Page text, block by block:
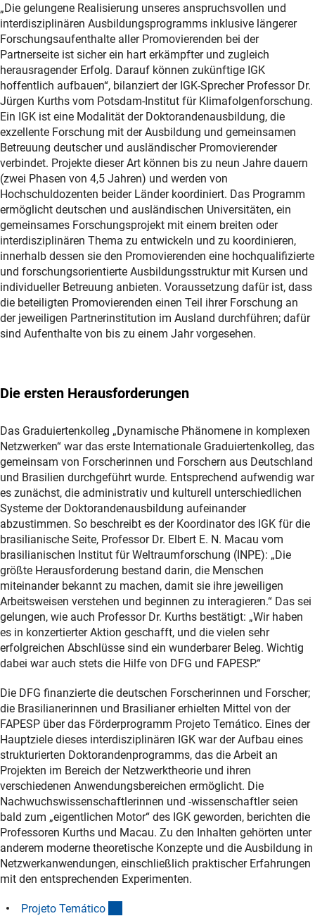
„Die gelungene Realisierung unseres anspruchsvollen und
interdisziplinären Ausbildungsprogramms inklusive längerer
Forschungsaufenthalte aller Promovierenden bei der
Partnerseite ist sicher ein hart erkämpfter und zugleich
herausragender Erfolg. Darauf können zukünftige IGK
hoffentlich aufbauen“, bilanziert der IGK-Sprecher Professor Dr.
Jürgen Kurths vom Potsdam-Institut für Klimafolgenforschung.
Ein IGK ist eine Modalität der Doktorandenausbildung, die
exzellente Forschung mit der Ausbildung und gemeinsamen
Betreuung deutscher und ausländischer Promovierender
verbindet. Projekte dieser Art können bis zu neun Jahre dauern
(zwei Phasen von 4,5 Jahren) und werden von
Hochschuldozenten beider Länder koordiniert. Das Programm
ermöglicht deutschen und ausländischen Universitäten, ein
gemeinsames Forschungsprojekt mit einem breiten oder
interdisziplinären Thema zu entwickeln und zu koordinieren,
innerhalb dessen sie den Promovierenden eine hochqualifizierte
und forschungsorientierte Ausbildungsstruktur mit Kursen und
individueller Betreuung anbieten. Voraussetzung dafür ist, dass
die beteiligten Promovierenden einen Teil ihrer Forschung an
der jeweiligen Partnerinstitution im Ausland durchführen; dafür
sind Aufenthalte von bis zu einem Jahr vorgesehen.
Die ersten Herausforderungen
Das Graduiertenkolleg „Dynamische Phänomene in komplexen
Netzwerken“ war das erste Internationale Graduiertenkolleg, das
gemeinsam von Forscherinnen und Forschern aus Deutschland
und Brasilien durchgeführt wurde. Entsprechend aufwendig war
es zunächst, die administrativ und kulturell unterschiedlichen
Systeme der Doktorandenausbildung aufeinander
abzustimmen. So beschreibt es der Koordinator des IGK für die
brasilianische Seite, Professor Dr. Elbert E. N. Macau vom
brasilianischen Institut für Weltraumforschung (INPE): „Die
größte Herausforderung bestand darin, die Menschen
miteinander bekannt zu machen, damit sie ihre jeweiligen
Arbeitsweisen verstehen und beginnen zu interagieren.“ Das sei
gelungen, wie auch Professor Dr. Kurths bestätigt: „Wir haben
es in konzertierter Aktion geschafft, und die vielen sehr
erfolgreichen Abschlüsse sind ein wunderbarer Beleg. Wichtig
dabei war auch stets die Hilfe von DFG und FAPESP.“
Die DFG finanzierte die deutschen Forscherinnen und Forscher;
die Brasilianerinnen und Brasilianer erhielten Mittel von der
FAPESP über das Förderprogramm Projeto Temático. Eines der
Hauptziele dieses interdisziplinären IGK war der Aufbau eines
strukturierten Doktorandenprogramms, das die Arbeit an
Projekten im Bereich der Netzwerktheorie und ihren
verschiedenen Anwendungsbereichen ermöglicht. Die
Nachwuchswissenschaftlerinnen und -wissenschaftler seien
bald zum „eigentlichen Motor“ des IGK geworden, berichten die
Professoren Kurths und Macau. Zu den Inhalten gehörten unter
anderem moderne theoretische Konzepte und die Ausbildung in
Netzwerkanwendungen, einschließlich praktischer Erfahrungen
mit den entsprechenden Experimenten.
Projeto Temático